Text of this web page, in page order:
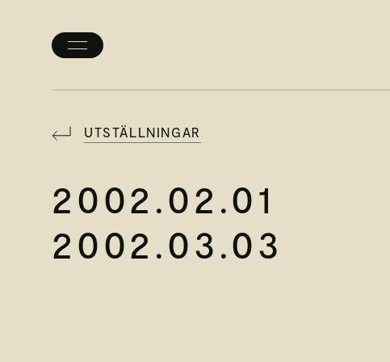
Öppna/stäng
UTSTÄLLNINGAR
2002.02.01
2002.03.03